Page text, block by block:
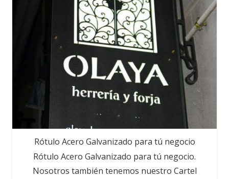
Rótulo Acero Galvanizado para tú negocio
Rótulo Acero Galvanizado para tú negocio.
Nosotros también tenemos nuestro Cartel